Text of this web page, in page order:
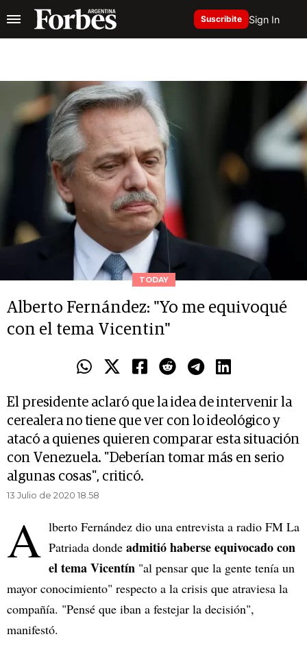
Suscribite Sign In
TODAY
Alberto Fernández: "Yo me equivoqué
con el tema Vicentin"
El presidente aclaró que la idea de intervenir la
cerealera no tiene que ver con lo ideológico y
atacó a quienes quieren comparar esta situación
con Venezuela. "Deberían tomar más en serio
algunas cosas", criticó.
13 Julio de 2020 18.58
A lberto Fernández dio una entrevista a radio FM La
Patriada donde admitió haberse equivocado con
el tema Vicentín "al pensar que la gente tenía un
mayor conocimiento" respecto a la crisis que atraviesa la
compañía. "Pensé que iban a festejar la decisión",
manifestó.